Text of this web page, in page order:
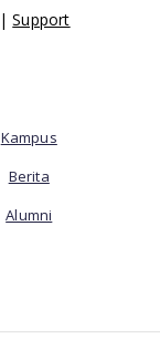
|Support
Kampus
Berita
Alumni